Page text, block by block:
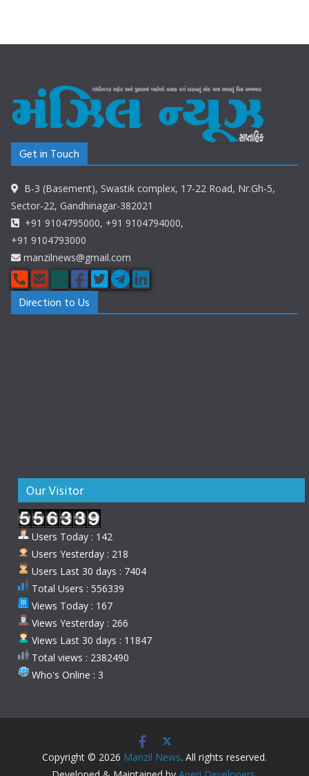
Get in Touch
B-3 (Basement), Swastik complex, 17-22 Road, Nr.Gh-5,
Sector-22, Gandhinagar-382021
+91 9104795000, +91 9104794000,
+91 9104793000
manzilnews@gmail.com
Direction to Us
Our Visitor
Users Today : 142
Users Yesterday : 218
Users Last 30 days : 7404
Total Users : 556339
Views Today : 167
Views Yesterday : 266
Views Last 30 days : 11847
Total views : 2382490
Who's Online : 3
Copyright © 2026 Manzil News. All rights reserved.